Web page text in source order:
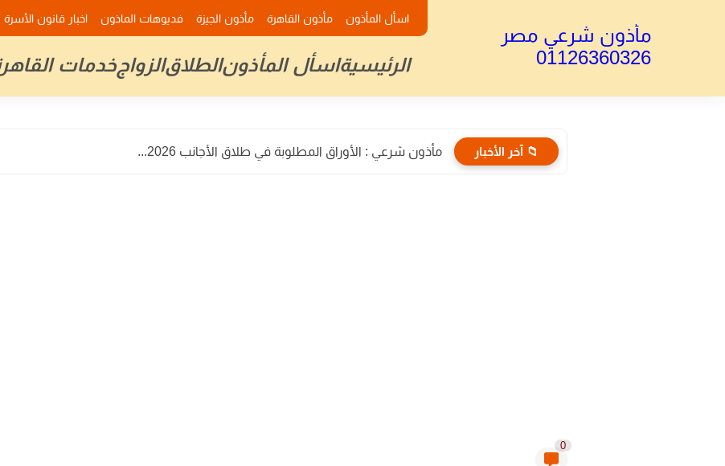
اسأل المأذون مأذون القاهرة مأذون الجيزة فديوهات الماذون اخبار قانون الأسرة
مأذون شرعي مصر
01126360326
الرئيسيةاسأل المأذونالطلاقالزواجخدمات
📁 آخر الأخبار مأذون شرعي : الأوراق المطلوبة في طلاق الأجانب 2026...
0